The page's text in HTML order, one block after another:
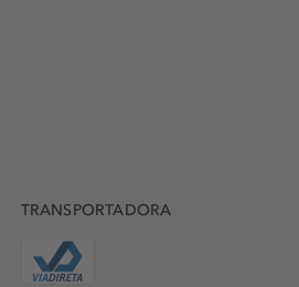
TRANSPORTADORA